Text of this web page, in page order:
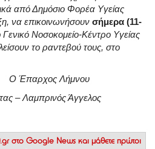
από Δημόσιο Φορέα Υγείας
να επικοινωνήσουν σήμερα (11-
Γενικό Νοσοκομείο-Κέντρο Υγείας
το ραντεβού τους, στο
Λήμνου
Άγγελος
στο Google News και μάθετε πρώτοι